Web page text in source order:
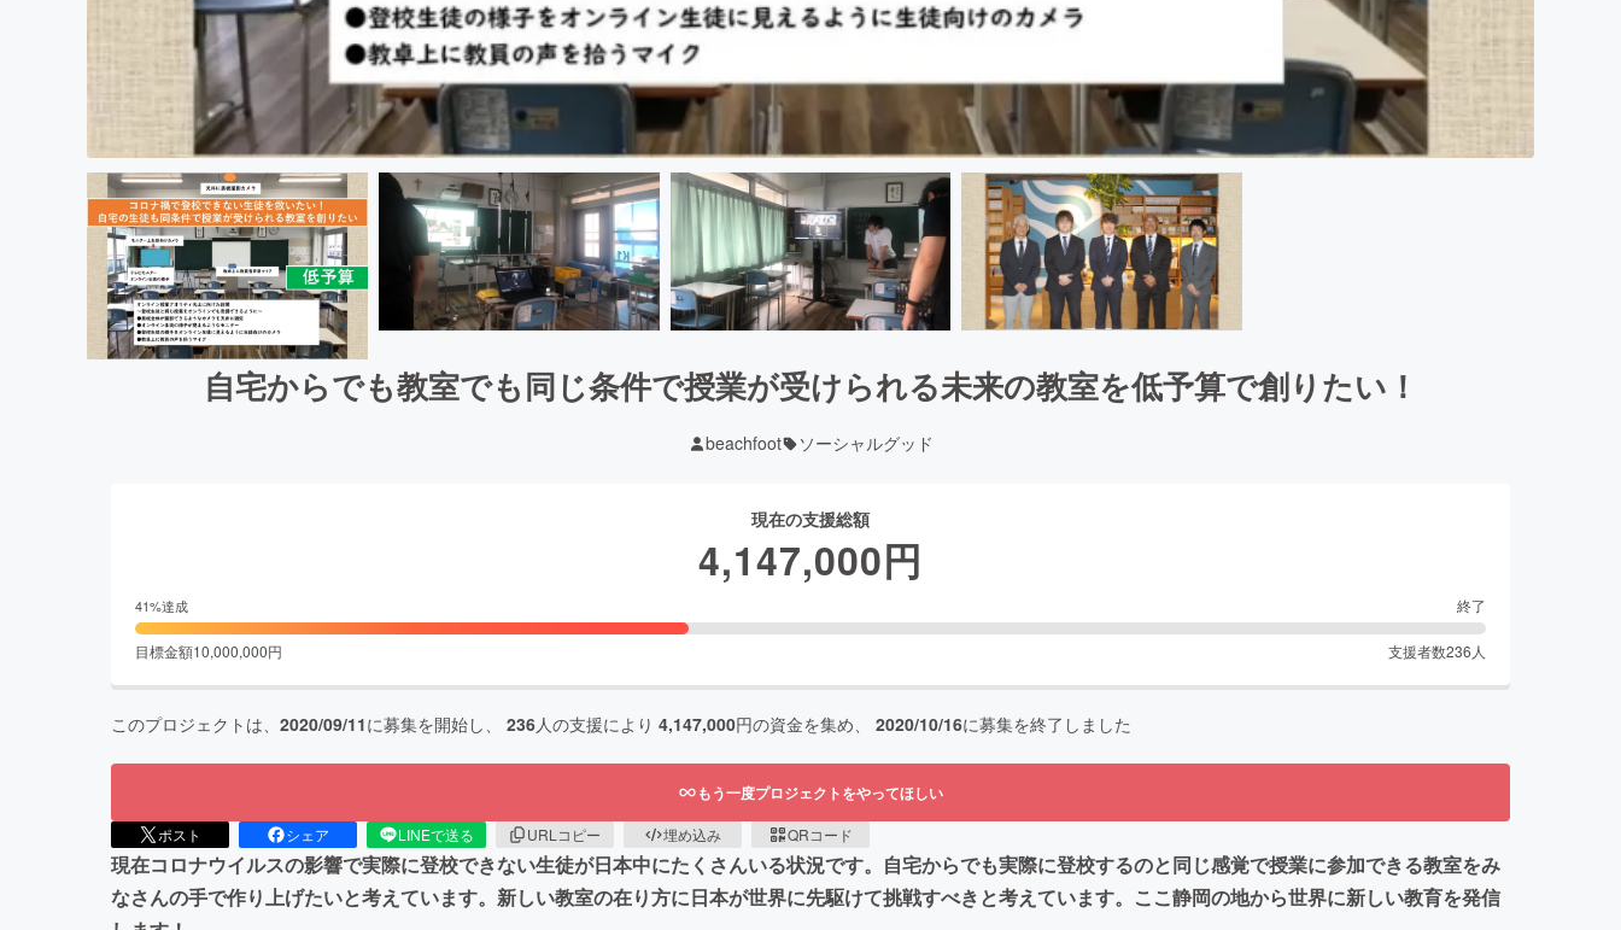
自宅からでも教室でも同じ条件で授業が受けられる未来の教室を低予算で創りたい！
beachfoot ソーシャルグッド
現在の支援総額
4,147,000円
41%達成 終了
目標金額10,000,000円 支援者数236 人
このプロジェクトは、 2020/09/11に募集を開始し、 236人の支援により 4,147,000円の資金を集め、 2020/10/16に募集を終了しました
もう一度プロジェクトをやってほしい
ポスト シェア LINEで送る URLコピー 埋め込み QRコード
現在コロナウイルスの影響で実際に登校できない生徒が日本中にたくさんいる状況です。自宅からでも実際に登校するのと同じ感覚で授業に参加できる教室をみ
なさんの手で作り上げたいと考えています。新しい教室の在り方に日本が世界に先駆けて挑戦すべきと考えています。ここ静岡の地から世界に新しい教育を発信